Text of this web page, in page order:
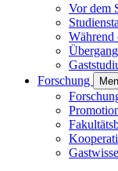
Vor dem
Während
Forschung